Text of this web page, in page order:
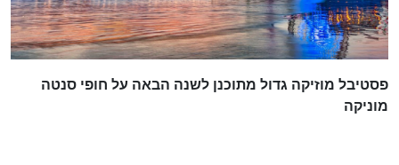
פסטיבל מוזיקה גדול מתוכנן לשנה הבאה על חופי סנטה
מוניקה